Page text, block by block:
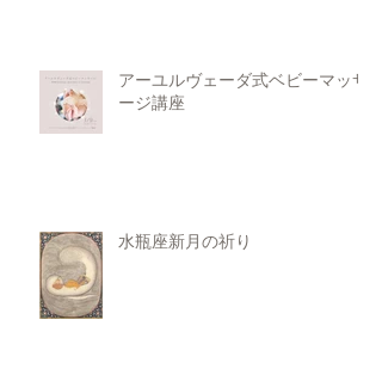
アーユルヴェーダ式ベビーマッサ
ージ講座
水瓶座新月の祈り